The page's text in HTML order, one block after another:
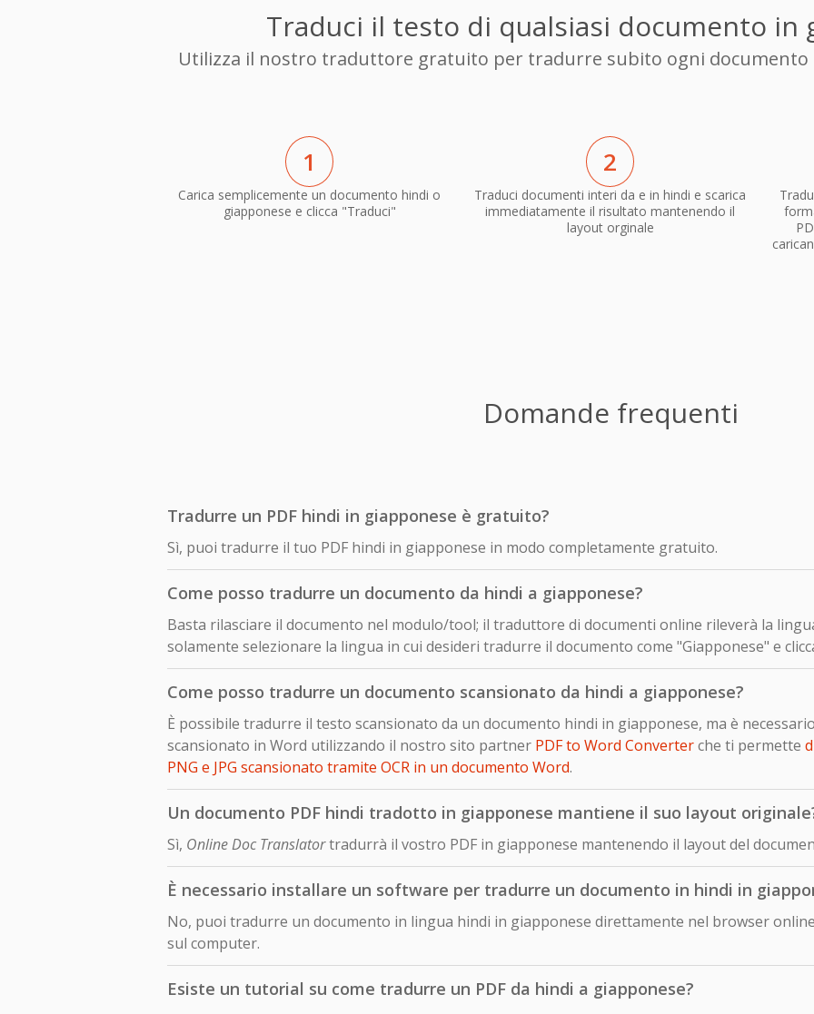
Traduci il testo di qualsiasi documento in
Utilizza il nostro traduttore gratuito per tradurre subito ogni documento
1
Carica semplicemente un documento hindi o
giapponese e clicca "Traduci"
2
Traduci documenti interi da e in hindi e scarica
immediatamente il risultato mantenendo il
layout orginale
Domande frequenti
Tradurre un PDF hindi in giapponese è gratuito?
Sì, puoi tradurre il tuo PDF hindi in giapponese in modo completamente gratuito.
Come posso tradurre un documento da hindi a giapponese?
Basta rilasciare il documento nel modulo/tool; il traduttore di documenti online rileverà la
solamente selezionare la lingua in cui desideri tradurre il documento come "Giapponese" e
Come posso tradurre un documento scansionato da hindi a giapponese?
È possibile tradurre il testo scansionato da un documento hindi in giapponese, ma è
scansionato in Word utilizzando il nostro sito partner PDF to Word Converterche ti permette
PNG e JPG scansionato tramite OCR in un documento Word.
Un documento PDF hindi tradotto in giapponese mantiene il suo layout
Sì, Online Doc Translatortradurrà il vostro PDF in giapponese mantenendo il layout del
È necessario installare un software per tradurre un documento in hindi in
No, puoi tradurre un documento in lingua hindi in giapponese direttamente nel browser
sul computer.
Esiste un tutorial su come tradurre un PDF da hindi a giapponese?